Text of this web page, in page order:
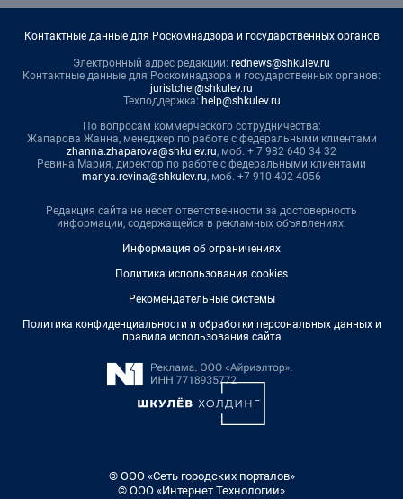
Контактные данные для Роскомнадзора и государственных органов
Электронный адрес редакции: rednews@shkulev.ru
Контактные данные для Роскомнадзора и государственных органов:
juristchel@shkulev.ru
Техподдержка: help@shkulev.ru
По вопросам коммерческого сотрудничества:
Жапарова Жанна, менеджер по работе с федеральными клиентами
zhanna.zhaparova@shkulev.ru, моб. + 7 982 640 34 32
Ревина Мария, директор по работе с федеральными клиентами
mariya.revina@shkulev.ru, моб. +7 910 402 4056
Редакция сайта не несет ответственности за достоверность
информации, содержащейся в рекламных объявлениях.
Информация об ограничениях
Политика использования cookies
Рекомендательные системы
Политика конфиденциальности и обработки персональных данных и
правила использования сайта
© ООО «Сеть городских порталов»
© ООО «Интернет Технологии»